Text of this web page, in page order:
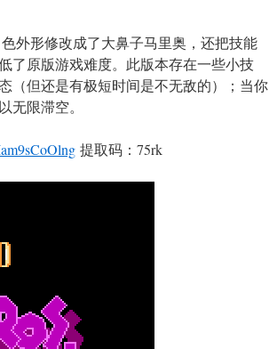
外形修改成了大鼻子马里奥，还把技能
了原版游戏难度。此版本存在一些小技
（但还是有极短时间是不无敌的）；当你
无限滞空。
提取码：75rk